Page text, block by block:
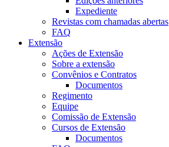
Expediente
Revistas com chamadas abertas
FAQ
Extensão
Ações de Extensão
Sobre a extensão
Convênios e Contratos
Documentos
Regimento
Equipe
Comissão de Extensão
Cursos de Extensão
Documentos